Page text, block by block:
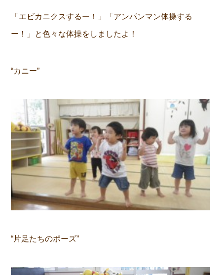
「エビカニクスするー！」「アンパンマン体操する
ー！」と色々な体操をしましたよ！
“カニー”
“片足たちのポーズ”